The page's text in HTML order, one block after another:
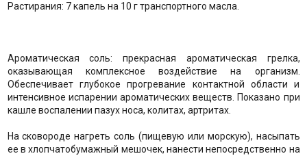
Растирания: 7 капель на 10 г транспортного масла.
Ароматическая соль: прекрасная ароматическая грелка,
оказывающая комплексное воздействие на организм.
Обеспечивает глубокое прогревание контактной области и
интенсивное испарении ароматических веществ. Показано при
кашле воспалении пазух носа, колитах, артритах.
На сковороде нагреть соль (пищевую или морскую), насыпать
ее в хлопчатобумажный мешочек, нанести непосредственно на